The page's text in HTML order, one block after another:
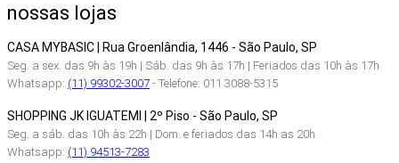
nossas lojas
CASA MYBASIC | Rua Groenlândia, 1446 - São Paulo, SP
Seg. a sex. das 9h às 19h | Sáb. das 9h às 17h | Feriados das 10h às 17h
Whatsapp: (11) 99302-3007- Telefone: 011 3088-5315
SHOPPING JK IGUATEMI | 2º Piso - São Paulo, SP
Seg. a sáb. das 10h às 22h | Dom. e feriados das 14h as 20h
Whatsapp: (11) 94513-7283